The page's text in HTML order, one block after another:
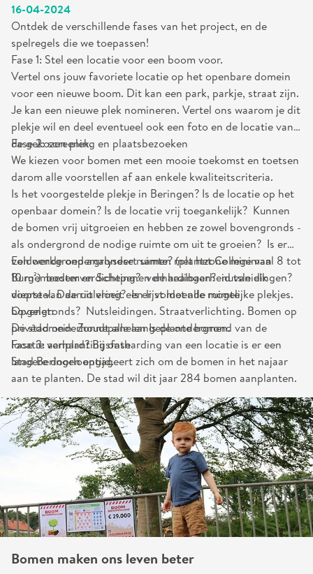
16-04-2024
Ontdek de verschillende fases van het project, en de
spelregels die we toepassen!
Fase 1: Stel een locatie voor een boom voor.
Vertel ons jouw favoriete locatie op het openbare domein
voor een nieuwe boom. Dit kan een park, parkje, straat zijn.
Je kan een nieuwe plek nomineren. Vertel ons waarom je dit
plekje wil en deel eventueel ook een foto en de locatie van
de gekozen plek.
Fase 2: screening en plaatsbezoeken
We kiezen voor bomen met een mooie toekomst en toetsen
darom alle voorstellen af aan enkele kwaliteitscriteria.
Is het voorgestelde plekje in Beringen? Is de locatie op het
openbaar domein? Is de locatie vrij toegankelijk? Kunnen
de bomen vrij uitgroeien en hebben ze zowel bovengronds -
als ondergrond de nodige ruimte om uit te groeien? Is er
voldoende ondergrondse ruimte? (plantzone minimaal 8 tot
10 m²) bodemverdichting? verhardingen? nutsleidingen?
diepte van de riolering? Is er voldoende ruimte
bovengronds? Nutsleidingen. Straatverlichting. Bomen op
privédomein Zonnepanelen Is de ondergrond van de
locatie verhard? Bij ontharding van een locatie is er een
langere doorlooptijd.
Een werkgroep analyseert samen met het College van
Burgemeester en Schepenen de haalbaarheid van elk
voorstel. Daaruit vloeit een lijst met alle mogelijke plekjes.
Opgelet:
De stad onderhoudt alle aangeplante bomen.
Fase 3: aanplantingsfase
Stad Beringen engageert zich om de bomen in het najaar
aan te planten. De stad wil dit jaar 284 bomen aanplanten.
Bomen maken ons leven beter